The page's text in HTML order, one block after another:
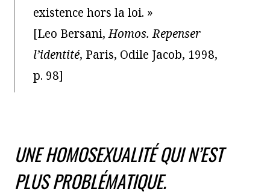
existence hors la loi. »
[Leo Bersani,Homos. Repenser
l’identité, Paris, Odile Jacob, 1998,
p. 98]
UNE HOMOSEXUALITÉ QUI N’EST
PLUS PROBLÉMATIQUE.